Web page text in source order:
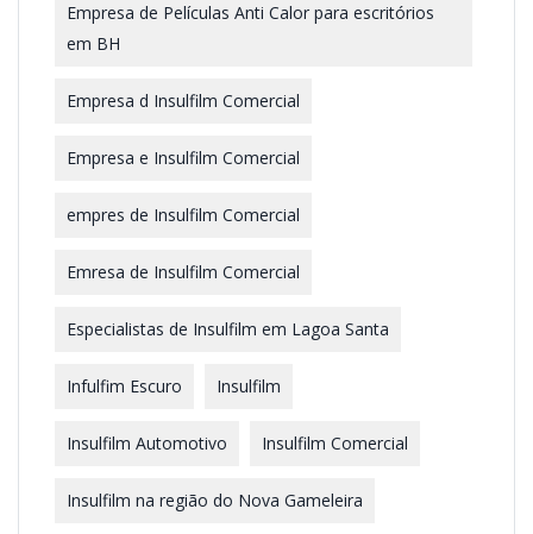
Empresa de Películas Anti Calor para escritórios
em BH
Empresa d Insulfilm Comercial
Empresa e Insulfilm Comercial
empres de Insulfilm Comercial
Emresa de Insulfilm Comercial
Especialistas de Insulfilm em Lagoa Santa
Infulfim Escuro Insulfilm
Insulfilm Automotivo Insulfilm Comercial
Insulfilm na região do Nova Gameleira